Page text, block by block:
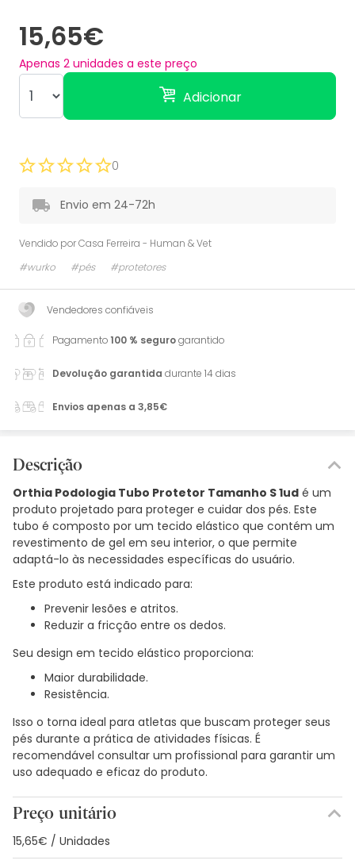
15,65€
Apenas 2 unidades a este preço
Adicionar
0
Envio em 24-72h
Vendido porCasa Ferreira - Human & Vet
#wurko
#pés #protetores
Vendedores confiáveis
Pagamento100 % segurogarantido
Devolução garantida durante 14 dias
Envios apenas a 3,85€
Descrição
Orthia Podologia Tubo Protetor Tamanho S 1ud é um
produto projetado para proteger e cuidar dos pés. Este
tubo é composto por um tecido elástico que contém um
revestimento de gel em seu interior, o que permite
adaptá-lo às necessidades específicas do usuário.
Este produto está indicado para:
Prevenir lesões e atritos.
Reduzir a fricção entre os dedos.
Seu design em tecido elástico proporciona:
Maior durabilidade.
Resistência.
Isso o torna ideal para atletas que buscam proteger seus
pés durante a prática de atividades físicas. É
recomendável consultar um profissional para garantir um
uso adequado e eficaz do produto.
Preço unitário
15,65€ / Unidades